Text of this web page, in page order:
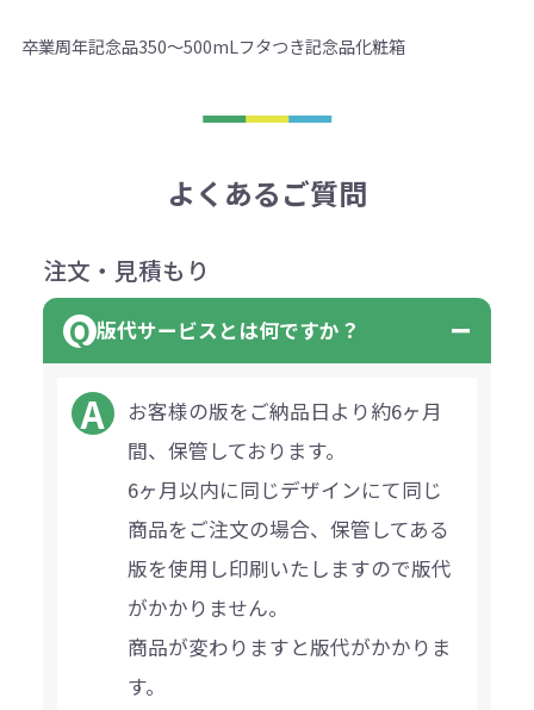
卒業周年記念品350～500mLフタつき記念品化粧箱
よくあるご質問
注文・見積もり
版代サービスとは何ですか？
お客様の版をご納品日より約6ヶ月
間、保管しております。
6ヶ月以内に同じデザインにて同じ
商品をご注文の場合、保管してある
版を使用し印刷いたしますので版代
がかかりません。
商品が変わりますと版代がかかりま
す。